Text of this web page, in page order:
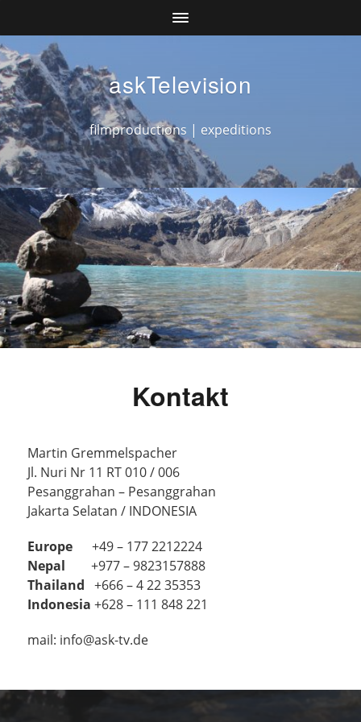
askTelevision
filmproductions | expeditions
Kontakt
Martin Gremmelspacher
Jl. Nuri Nr 11 RT 010 / 006
Pesanggrahan – Pesanggrahan
Jakarta Selatan / INDONESIA
Europe
+49 – 177 2212224
Nepal +977 – 9823157888
Thailand +666 – 4 22 35353
Indonesia +628 – 111 848 221
mail: info@ask-tv.de